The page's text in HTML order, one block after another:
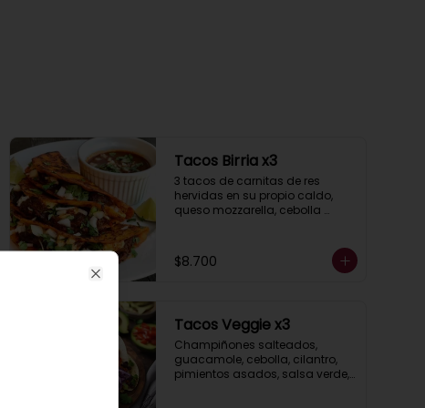
Tacos Birria x3
3 tacos de carnitas de res
hervidas en su propio caldo,
queso mozzarella, cebolla
taquera roja y limón.
$8.700
Tacos Veggie x3
Champiñones salteados,
guacamole, cebolla, cilantro,
pimientos asados, salsa verde,